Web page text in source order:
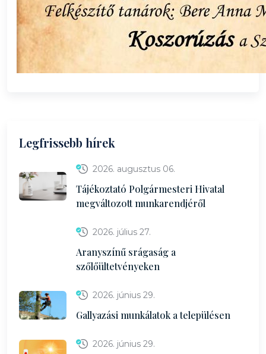
Legfrissebb hírek
2026. augusztus 06.
Tájékoztató Polgármesteri Hivatal
megváltozott munkarendjéről
2026. július 27.
Aranyszínű srágaság a
szőlőültetvényeken
2026. június 29.
Gallyazási munkálatok a településen
2026. június 29.